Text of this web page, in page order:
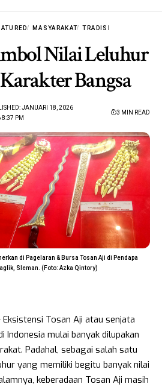
MASYARAKAT TRADISI
Nilai Leluhur
Bangsa
8:37 PM
JANUARI 18, 2026
3 MIN READ
di Pagelaran & Bursa Tosan Aji di Pendapa
Sleman. (Foto: Azka Qintory)
Eksistensi Tosan Aji atau senjata
Indonesia mulai banyak dilupakan
Padahal, sebagai salah satu
yang memiliki begitu banyak nilai
keberadaan Tosan Aji masih